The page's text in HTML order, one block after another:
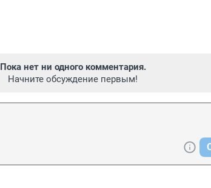
Пока нет ни одного комментария.
Начните обсуждение первым!